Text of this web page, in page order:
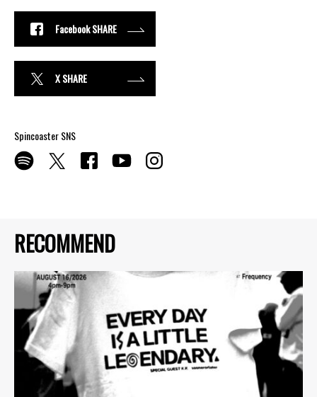
RECOMMEND
Facebook SHARE
X SHARE
Spincoaster SNS